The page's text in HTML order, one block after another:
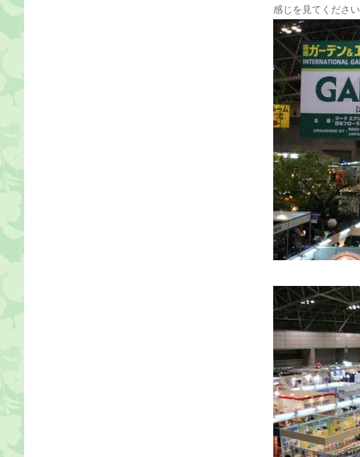
感じを見てくださ